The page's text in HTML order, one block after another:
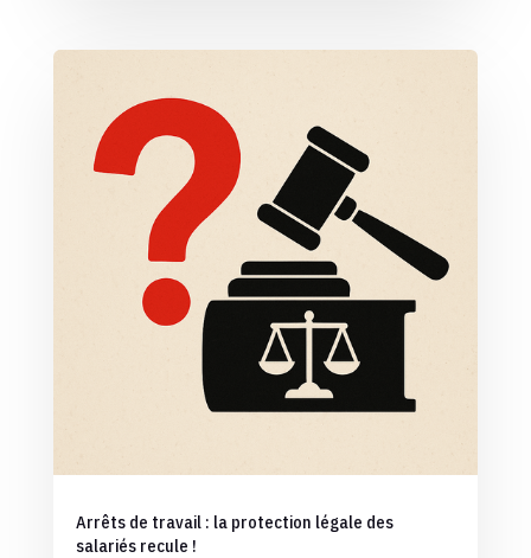
Arrêts de travail : la protection légale des
salariés recule !